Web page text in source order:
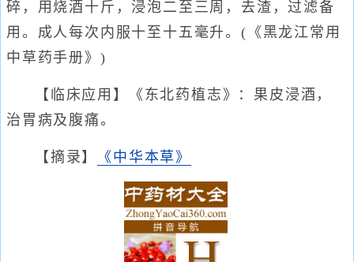
碎，用烧酒十斤，浸泡二至三周，去渣，过滤备
用。成人每次内服十至十五毫升。(《黑龙江常用
中草药手册》)
【临床应用】《东北药植志》：果皮浸酒，
治胃病及腹痛。
【摘录】 《中华本草》